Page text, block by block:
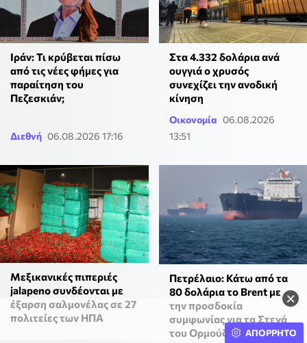
×
Ιράν: Τι κρύβεται πίσω
από τις νέες φήμες για
παραίτηση του
Πεζεσκιάν;
Διεθνή 06.08.2026 17:16
Στα 4.332 δολάρια ανά
ουγγιά ο χρυσός
συνεχίζει την ανοδική
κίνηση
Οικονομία 06.08.2026
13:51
Μεξικανικές πιπεριές
jalapeno συνδέονται με
έξαρση σαλμονέλας σε 27
πολιτείες των ΗΠΑ
Πετρέλαιο: Κάτω από τα
80 δολάρια το Brent με
την προσδοκία
συμφωνίας για τα Στενά
του Ορμούζ
ΑΠΟΡΡΗΤΟ